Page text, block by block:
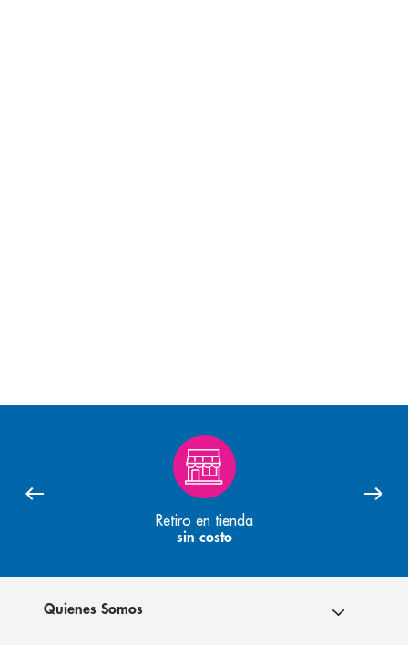
Retiro en tienda
sin costo
Quienes Somos